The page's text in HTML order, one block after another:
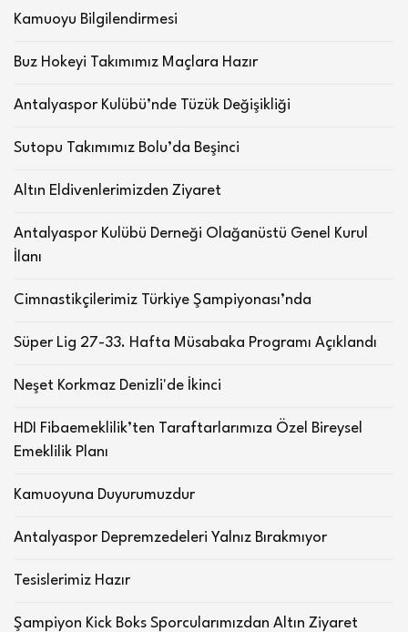
Kamuoyu Bilgilendirmesi
Buz Hokeyi Takımımız Maçlara Hazır
Antalyaspor Kulübü’nde Tüzük Değişikliği
Sutopu Takımımız Bolu’da Beşinci
Altın Eldivenlerimizden Ziyaret
Antalyaspor Kulübü Derneği Olağanüstü Genel Kurul
İlanı
Cimnastikçilerimiz Türkiye Şampiyonası’nda
Süper Lig 27-33. Hafta Müsabaka Programı Açıklandı
Neşet Korkmaz Denizli'de İkinci
HDI Fibaemeklilik’ten Taraftarlarımıza Özel Bireysel
Emeklilik Planı
Kamuoyuna Duyurumuzdur
Antalyaspor Depremzedeleri Yalnız Bırakmıyor
Tesislerimiz Hazır
Şampiyon Kick Boks Sporcularımızdan Altın Ziyaret